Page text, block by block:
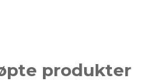
produkter